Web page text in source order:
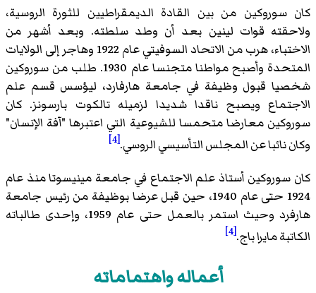
كان سوروكين من بين القادة الديمقراطيين للثورة الروسية،
ولاحقته قوات لينين بعد أن وطد سلطته. وبعد أشهر من
الاختباء، هرب من الاتحاد السوفيتي عام 1922 وهاجر إلى الولايات
المتحدة وأصبح مواطنا متجنسا عام 1930. طلب من سوروكين
شخصيا قبول وظيفة في جامعة هارفارد، ليؤسس قسم علم
الاجتماع ويصبح ناقدا شديدا لزميله تالكوت بارسونز. كان
سوروكين معارضا متحمسا للشيوعية التي اعتبرها "آفة الإنسان"
وكان نائبا عن المجلس التأسيسي الروسي.[4]
كان سوروكين أستاذ علم الاجتماع في جامعة مينيسوتا منذ عام
1924 حتى عام 1940، حين قبل عرضا بوظيفة من رئيس جامعة
هارفرد وحيث استمر بالعمل حتى عام 1959، وإحدى طالباته
الكاتبة مايرا باج.[4]
أعماله واهتماماته